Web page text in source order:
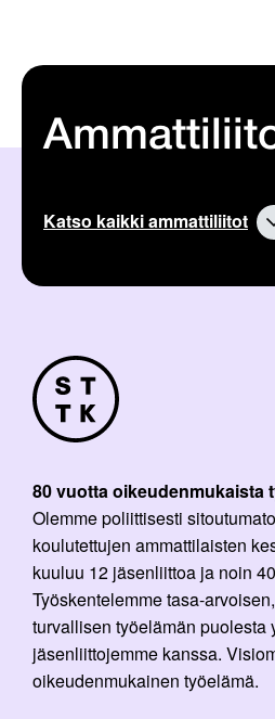
Katso kaikki ammattiliitot
80 vuotta oikeudenmukaista
Olemme poliittisesti
koulutettujen ammattilaisten
kuuluu 12 jäsenliittoa ja noin
Työskentelemme tasa-
turvallisen työelämän puolesta
jäsenliittojemme kanssa.
oikeudenmukainen työelämä.